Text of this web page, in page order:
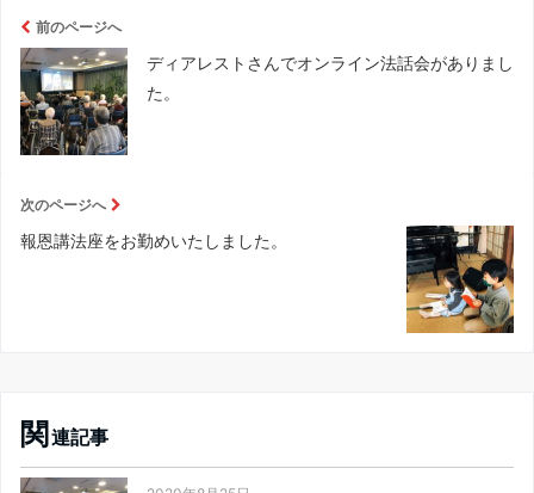
前のページへ
ディアレストさんでオンライン法話会がありまし
た。
次のページへ
報恩講法座をお勤めいたしました。
関 連記事